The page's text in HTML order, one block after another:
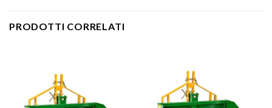
PRODOTTI CORRELATI